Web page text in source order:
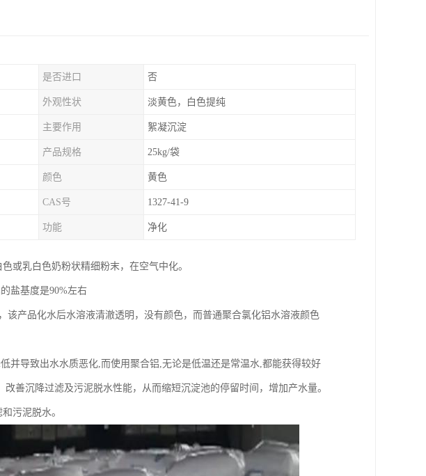
是否进口 否
外观性状 淡黄色，白色提纯
主要作用 絮凝沉淀
产品规格 25kg/袋
颜色 黄色
CAS号 1327-41-9
功能 净化
或乳白色奶粉状精细粉末，在空气中化。
盐基度是90%左右
该产品化水后水溶液清澈透明，没有颜色，而普通聚合氯化铝水溶液颜色
并导致出水水质恶化,而使用聚合铝,无论是低温还是常温水,都能获得较好
善沉降过滤及污泥脱水性能，从而缩短沉淀池的停留时间，增加产水量。
污泥脱水。